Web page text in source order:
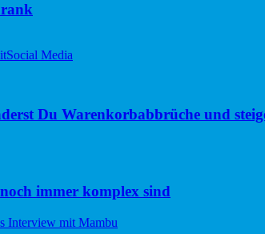
Social Media
Du Warenkorbabbrüche und
immer komplex sind